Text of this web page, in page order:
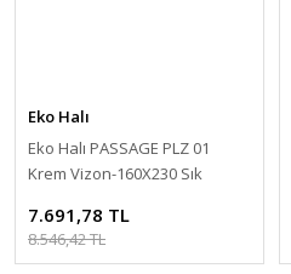
Eko Halı
Eko Halı PASSAGE PLZ 01
Krem Vizon-160X230 Sık
7.691,78 TL
8.546,42 TL